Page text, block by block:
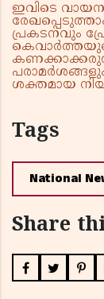
ഇവിടെ
പ്രകടനവും
ശക്തമായ
Tags
National
Share